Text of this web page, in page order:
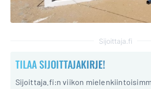
Sijoittaja.fi
TILAA SIJOITTAJAKIRJE!
Sijoittaja.fi:n viikon